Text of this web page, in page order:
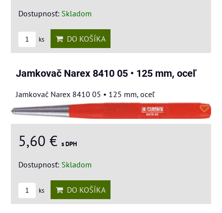
Dostupnosť: Skladom
ks DO KOŠÍKA
Jamkovač Narex 8410 05 • 125 mm, oceľ
Jamkovač Narex 8410 05 • 125 mm, oceľ
5,60 € s DPH
Dostupnosť: Skladom
ks DO KOŠÍKA